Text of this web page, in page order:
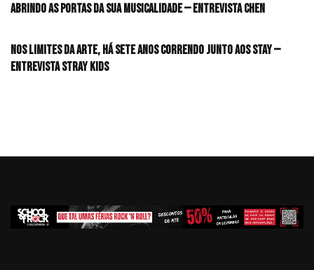
Abrindo as portas da sua musicalidade — Entrevista CHEN
Nos limites da arte, há sete anos correndo junto aos STAY —
Entrevista Stray Kids